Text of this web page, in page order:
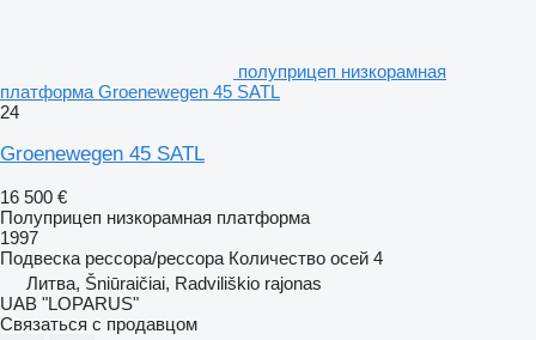
полуприцеп низкорамная
платформа Groenewegen 45 SATL
24
Groenewegen 45 SATL
16 500 €
Полуприцеп низкорамная платформа
1997
Подвеска рессора/рессора Количество осей 4
Литва, Šniūraičiai, Radviliškio rajonas
UAB "LOPARUS"
Связаться с продавцом